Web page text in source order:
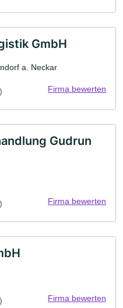
GmbH
a. Neckar
Firma bewerten
Gudrun
Firma bewerten
Firma bewerten